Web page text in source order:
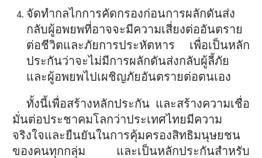
จัดทำกลไกการคัดกรองก่อนการผลักดันส่ง
กลับผู้อพยพที่อาจจะมีความเสี่ยงต่ออันตราย
ต่อชีวิตและภัยการประหัตหาร เพื่อเป็นหลัก
ประกันว่าจะไม่มีการผลักดันส่งกลับผู้ลี้ภัย
และผู้อพยพไปเผชิญภัยอันตรายต่อตนเอง
ทั้งนี้เพื่อสร้างหลักประกัน และสร้างความเชื่อ
มั่นต่อประชาคมโลกว่าประเทศไทยมีความ
จริงใจและยืนยันในการคุ้มครองสิทธิมนุษยชน
ของคนทุกกลุ่ม และเป็นหลักประกันสำหรับ